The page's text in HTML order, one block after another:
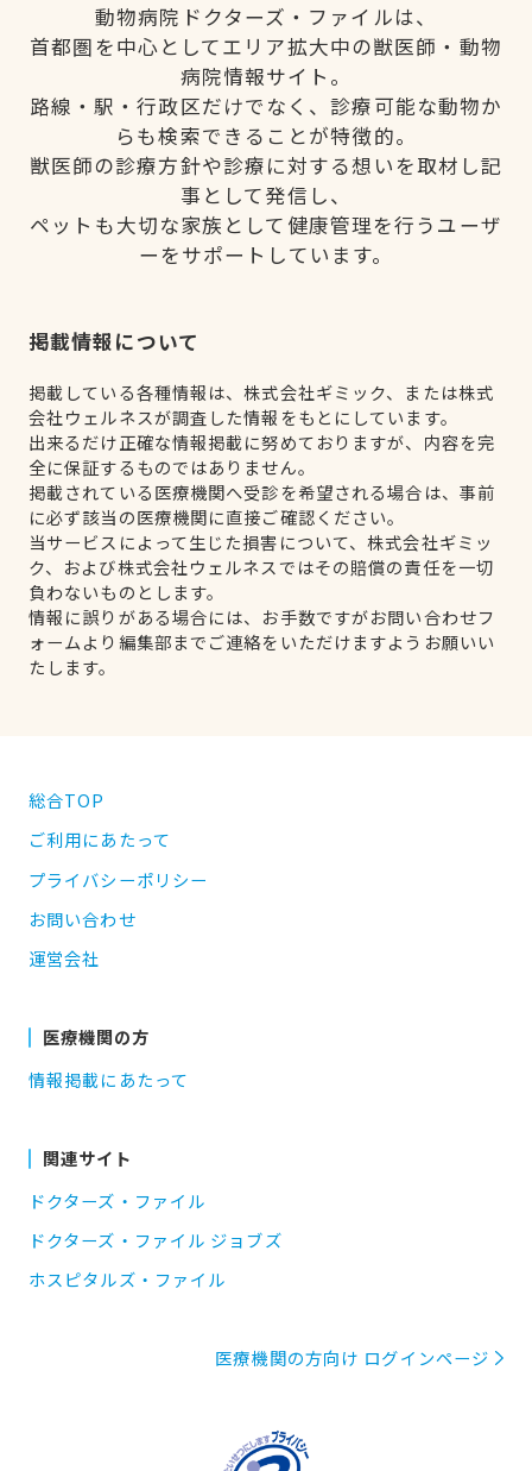
動物病院ドクターズ・ファイルは、
首都圏を中心としてエリア拡大中の獣医師・動物
病院情報サイト。
路線・駅・行政区だけでなく、診療可能な動物か
らも検索できることが特徴的。
獣医師の診療方針や診療に対する想いを取材し記
事として発信し、
ペットも大切な家族として健康管理を行うユーザ
ーをサポートしています。
掲載情報について
掲載している各種情報は、株式会社ギミック、または株式
会社ウェルネスが調査した情報をもとにしています。
出来るだけ正確な情報掲載に努めておりますが、内容を完
全に保証するものではありません。
掲載されている医療機関へ受診を希望される場合は、事前
に必ず該当の医療機関に直接ご確認ください。
当サービスによって生じた損害について、株式会社ギミッ
ク、および株式会社ウェルネスではその賠償の責任を一切
負わないものとします。
情報に誤りがある場合には、お手数ですがお問い合わせフ
ォームより編集部までご連絡をいただけますようお願いい
たします。
総合TOP
ご利用にあたって
プライバシーポリシー
お問い合わせ
運営会社
医療機関の方
情報掲載にあたって
関連サイト
ドクターズ・ファイル
ドクターズ・ファイル ジョブズ
ホスピタルズ・ファイル
医療機関の方向け ログインページ